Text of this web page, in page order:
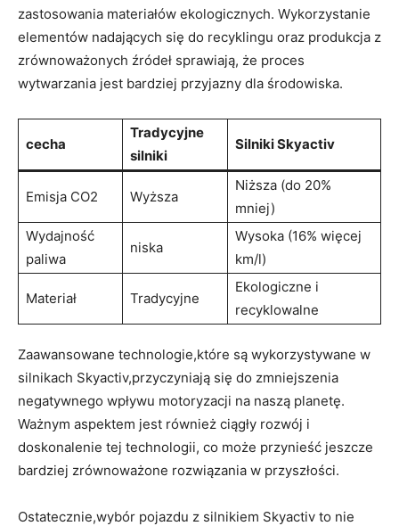
zastosowania materiałów‌ ekologicznych. Wykorzystanie
elementów‍ nadających się do recyklingu ⁢oraz⁢ produkcja‌ z
zrównoważonych ​źródeł ‍sprawiają, że proces
wytwarzania​ jest bardziej przyjazny⁣ dla środowiska.
cecha
Tradycyjne
⁤silniki
Silniki Skyactiv
Emisja CO2 Wyższa
Niższa ⁣(do 20%
mniej)
Wydajność
paliwa
niska
Wysoka (16% więcej
km/l)
Materiał Tradycyjne
Ekologiczne i
recyklowalne
Zaawansowane technologie,które są wykorzystywane ​w
silnikach⁢ Skyactiv,przyczyniają ‌się do zmniejszenia
negatywnego‌ wpływu motoryzacji na ‍naszą planetę. ​
Ważnym aspektem jest również ‌ciągły ⁣rozwój⁣ i
doskonalenie tej​ technologii, co ‍może⁢ przynieść ​jeszcze
bardziej zrównoważone ​rozwiązania⁤ w przyszłości.
Ostatecznie,wybór pojazdu z silnikiem⁢ Skyactiv to nie